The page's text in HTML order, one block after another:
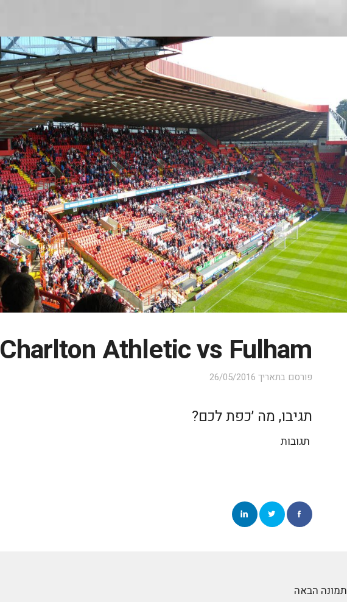
Charlton Athletic vs Fulham
פורסם בתאריך 26/05/2016
תגיבו, מה ׳כפת לכם?
תגובות
תמונה הבאה